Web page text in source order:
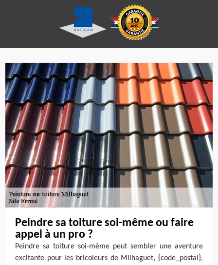
Peindre sa toiture soi-même ou faire
appel à un pro ?
Peindre sa toiture soi-même peut sembler une aventure
excitante pour les bricoleurs de Milhaguet, {code_postal}.